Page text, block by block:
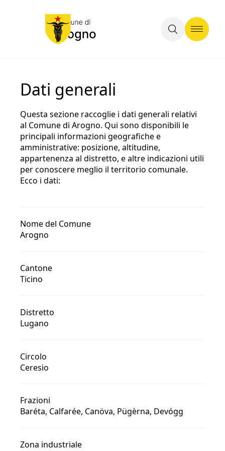
Dati generali
Questa sezione raccoglie i dati generali relativi
al Comune di Arogno. Qui sono disponibili le
principali informazioni geografiche e
amministrative: posizione, altitudine,
appartenenza al distretto, e altre indicazioni utili
per conoscere meglio il territorio comunale.
Ecco i dati:
Nome del Comune
Arogno
Cantone
Ticino
Distretto
Lugano
Circolo
Ceresio
Frazioni
Baréta, Calfarée, Canöva, Pügèrna, Devógg
Zona industriale